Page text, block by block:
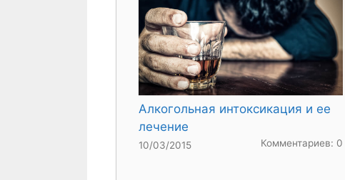
Алкогольная интоксикация и ее
лечение
10/03/2015 Комментариев: 0